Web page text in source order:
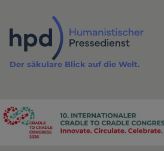
Inhalt
Der säkulare Blick auf die Welt.
Advertising